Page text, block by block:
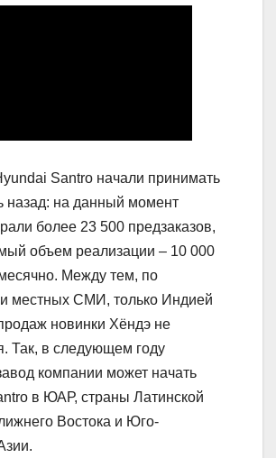
Santro начали принимать
назад: на данный момент
более 23 500 предзаказов,
объем реализации – 10 000
Между тем, по
местных СМИ, только Индией
новинки Хёндэ не
Так, в следующем году
компании может начать
в ЮАР, страны Латинской
Востока и Юго-